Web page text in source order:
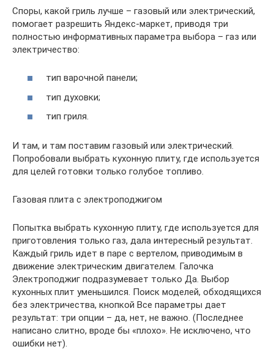
Споры, какой гриль лучше – газовый или электрический,
помогает разрешить Яндекс-маркет, приводя три
полностью информативных параметра выбора – газ или
электричество:
тип варочной панели;
тип духовки;
тип гриля.
И там, и там поставим газовый или электрический.
Попробовали выбрать кухонную плиту, где используется
для целей готовки только голубое топливо.
Газовая плита с электроподжигом
Попытка выбрать кухонную плиту, где используется для
приготовления только газ, дала интересный результат.
Каждый гриль идет в паре с вертелом, приводимым в
движение электрическим двигателем. Галочка
Электроподжиг подразумевает только Да. Выбор
кухонных плит уменьшился. Поиск моделей, обходящихся
без электричества, кнопкой Все параметры дает
результат: три опции – да, нет, не важно. (Последнее
написано слитно, вроде бы «плохо». Не исключено, что
ошибки нет).